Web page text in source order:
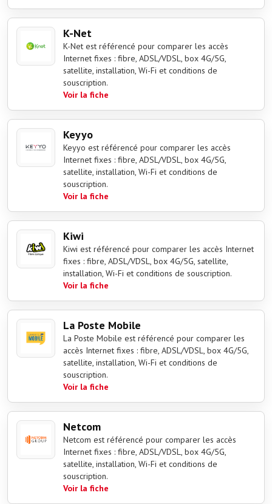
K-Net
K-Net est référencé pour comparer les accès
Internet fixes : fibre, ADSL/VDSL, box 4G/5G,
satellite, installation, Wi-Fi et conditions de
souscription.
Voir la fiche
Keyyo
Keyyo est référencé pour comparer les accès
Internet fixes : fibre, ADSL/VDSL, box 4G/5G,
satellite, installation, Wi-Fi et conditions de
souscription.
Voir la fiche
Kiwi
Kiwi est référencé pour comparer les accès Internet
fixes : fibre, ADSL/VDSL, box 4G/5G, satellite,
installation, Wi-Fi et conditions de souscription.
Voir la fiche
La Poste Mobile
La Poste Mobile est référencé pour comparer les
accès Internet fixes : fibre, ADSL/VDSL, box 4G/5G,
satellite, installation, Wi-Fi et conditions de
souscription.
Voir la fiche
Netcom
Netcom est référencé pour comparer les accès
Internet fixes : fibre, ADSL/VDSL, box 4G/5G,
satellite, installation, Wi-Fi et conditions de
souscription.
Voir la fiche